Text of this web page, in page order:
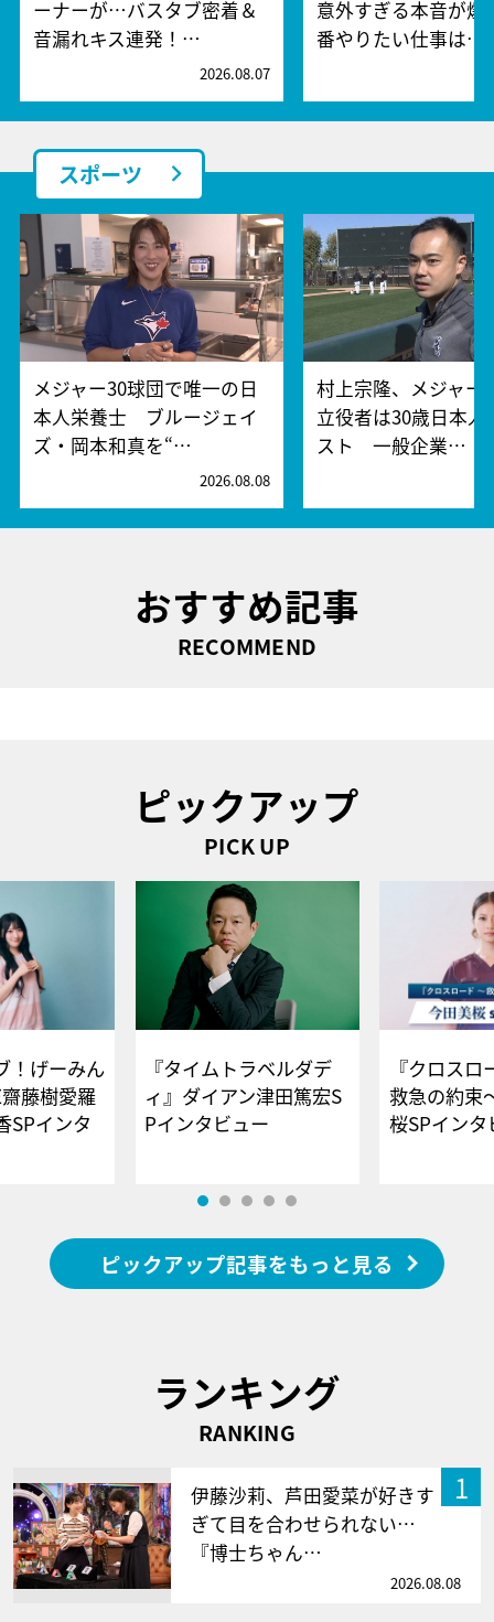
ーナーが…バスタブ密着＆
音漏れキス連発！…
2026.08.07
意外すぎる本音が爆
番やりたい仕事は…
スポーツ
メジャー30球団で唯一の日
本人栄養士 ブルージェイ
ズ・岡本和真を“…
2026.08.08
村上宗隆、メジャー
立役者は30歳日本人
スト 一般企業…
おすすめ記事
RECOMMEND
ピックアップ
PICK UP
！げーみん
藤樹愛羅
SPインタ
『タイムトラベルダデ
ィ』ダイアン津田篤宏S
Pインタビュー
『クロス
救急の約束
桜SPイ
ピックアップ記事をもっと見る
ランキング
RANKING
1
伊藤沙莉、芦田愛菜が好きす
ぎて目を合わせられない…
『博士ちゃん…
2026.08.08